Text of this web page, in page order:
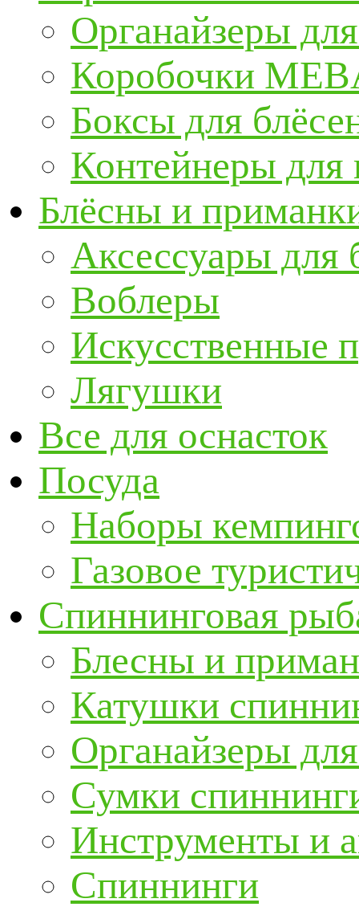
Органайзеры
Коробочки
Боксы для
Контейнеры для
Блёсны и
Аксессуары для
Воблеры
Искусственные
Лягушки
Все для оснасток
Посуда
Наборы
Газовое
Спиннинговая
Блесны и
Катушки
Органайзеры
Сумки
Инструменты и
Спиннинги